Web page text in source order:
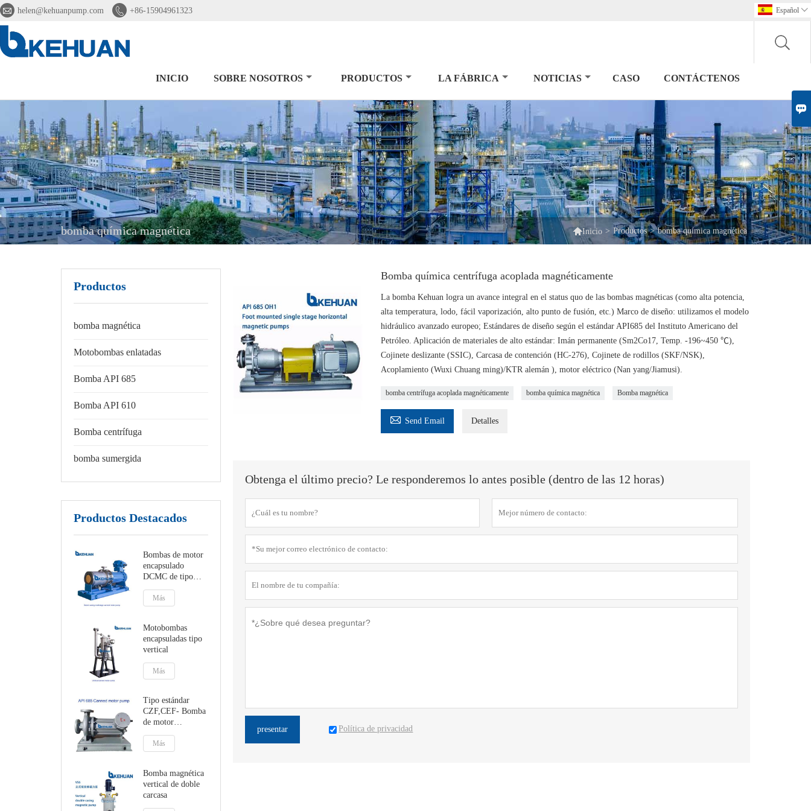
 helen@kehuanpump.com  +86-15904961323 Español 
INICIO SOBRE NOSOTROS PRODUCTOS LA FÁBRICA NOTICIAS CASO CONTÁCTENOS
bomba química magnética Inicio > Productos > bomba química magnética
Productos
bomba magnética
Motobombas enlatadas
Bomba API 685
Bomba API 610
Bomba centrífuga
bomba sumergida
Productos Destacados
Bombas de motor
encapsulado
DCMC de tipo
tándem multietapa
Más
Motobombas
encapsuladas tipo
vertical
Más
Tipo estándar
CZF,CEF- Bomba
de motor
encapsulada con
soporte de pie o de
línea central
Más
Bomba magnética
vertical de doble
carcasa
Bomba química centrífuga acoplada magnéticamente
La bomba Kehuan logra un avance integral en el status quo de las bombas magnéticas (como alta potencia,
alta temperatura, lodo, fácil vaporización, alto punto de fusión, etc.) Marco de diseño: utilizamos el modelo
hidráulico avanzado europeo; Estándares de diseño según el estándar API685 del Instituto Americano del
Petróleo. Aplicación de materiales de alto estándar: Imán permanente (Sm2Co17, Temp. -196~450 ℃),
Cojinete deslizante (SSIC), Carcasa de contención (HC-276), Cojinete de rodillos (SKF/NSK),
Acoplamiento (Wuxi Chuang ming)/KTR alemán ), motor eléctrico (Nan yang/Jiamusi).
bomba centrífuga acoplada magnéticamente bomba química magnética Bomba magnética
 Send Email Detalles
Obtenga el último precio? Le responderemos lo antes posible (dentro de las 12 horas)
presentar Política de privacidad
